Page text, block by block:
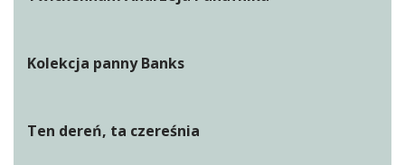
Kolekcja panny Banks
Ten dereń, ta czereśnia